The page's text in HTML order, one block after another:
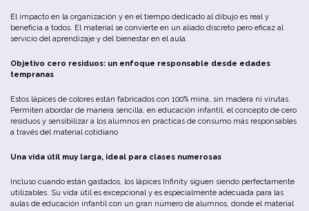
El impacto en la organización y en el tiempo dedicado al dibujo es real y
beneficia a todos. El material se convierte en un aliado discreto pero eficaz al
servicio del aprendizaje y del bienestar en el aula.
Objetivo cero residuos: un enfoque responsable desde edades
tempranas
Estos lápices de colores están fabricados con 100% mina, sin madera ni virutas.
Permiten abordar de manera sencilla, en educación infantil, el concepto de cero
residuos y sensibilizar a los alumnos en prácticas de consumo más responsables
a través del material cotidiano
Una vida útil muy larga, ideal para clases numerosas
Incluso cuando están gastados, los lápices Infinity siguen siendo perfectamente
utilizables. Su vida útil es excepcional y es especialmente adecuada para las
aulas de educación infantil con un gran número de alumnos, donde el material